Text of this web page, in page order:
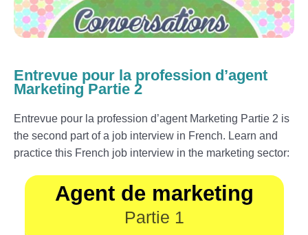
Entrevue pour la profession d’agent
Marketing Partie 2
Entrevue pour la profession d’agent Marketing Partie 2 is
the second part of a job interview in French. Learn and
practice this French job interview in the marketing sector:
Agent de marketing
Partie 1